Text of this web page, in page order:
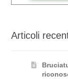
Articoli